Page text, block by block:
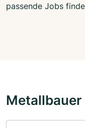
passende Jobs
Metallbauer